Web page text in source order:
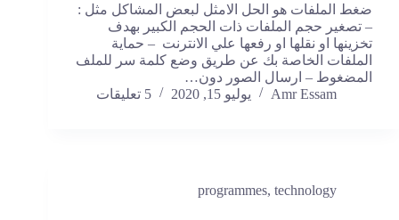
ضغط الملفات هو الحل الامثل لبعض المشاكل مثل :
– تصغير حجم الملفات ذات الحجم الكبير بهدف
تخزينها او نقلها او رفعها علي الانترنت – حماية
الملفات الخاصة بك عن طريق وضع كلمة سر للملف
المضغوط – ارسال الصور دون…
Amr Essam
يوليو 15, 2020 5 تعليقات
programmes, technology